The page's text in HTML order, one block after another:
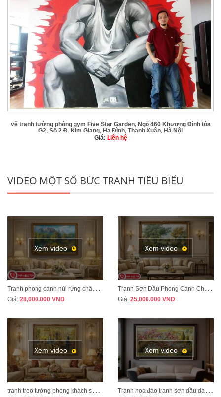
vẽ tranh tường phòng gym Five Star Garden, Ngõ 460 Khương Đình tòa
G2, Số 2 Đ. Kim Giang, Hạ Đình, Thanh Xuân, Hà Nội
Giá: Liên hệ
VIDEO MỘT SỐ BỨC TRANH TIÊU BIỂU
Xem video
T
ranh phong cảnh núi rừng châu Âu treo phòng khách tân cổ điển sang trọng MÃ CD03
Giá: 28,000.000 VND
Xem video
T
ranh Sơn Dầu Phong Cảnh Châu Âu Treo Phòng Khách – Sang Trọng, Đẳng Cấp MÃ CD04
Giá: 25,000.000 VND
Xem video
t
ranh treo tường phòng khách sang trọng phong cách tân cổ điển mã CD02
Xem video
T
ranh hoa đào tranh sơn dầu dát vàng vẽ thủ công MÃ HD07